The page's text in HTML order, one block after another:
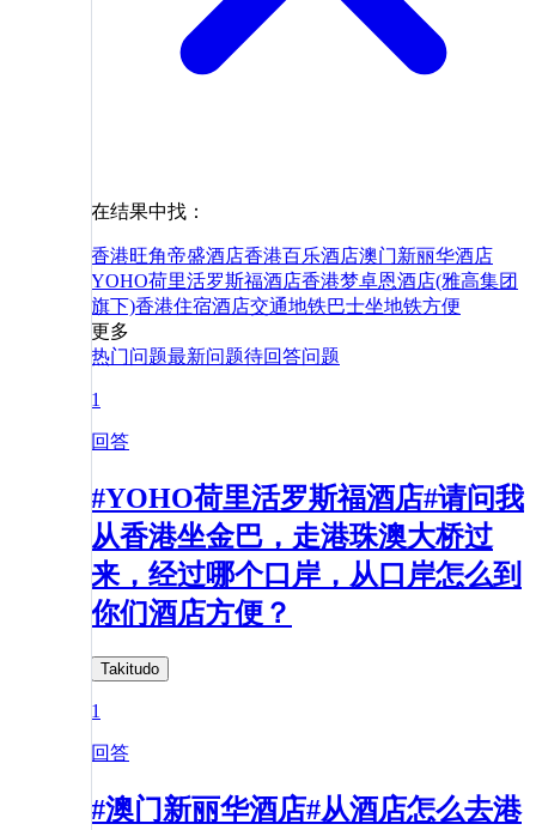
在结果中找：
香港旺角帝盛酒店香港百乐酒店澳门新丽华酒店
YOHO荷里活罗斯福酒店香港梦卓恩酒店(雅高集团
旗下)香港住宿酒店交通地铁巴士坐地铁方便
更多
热门问题最新问题待回答问题
1
回答
#YOHO荷里活罗斯福酒店#请问我
从香港坐金巴，走港珠澳大桥过
来，经过哪个口岸，从口岸怎么到
你们酒店方便？
Takitudo
1
回答
#澳门新丽华酒店#从酒店怎么去港